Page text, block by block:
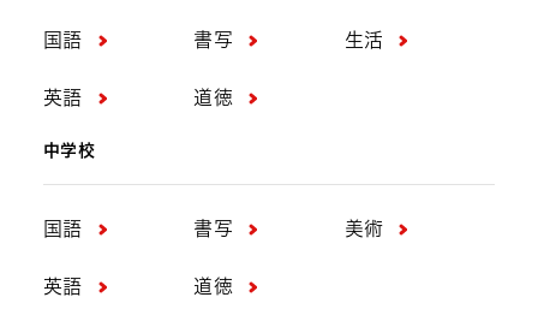
国語 書写 生活
英語 道徳
中学校
国語 書写 美術
英語 道徳